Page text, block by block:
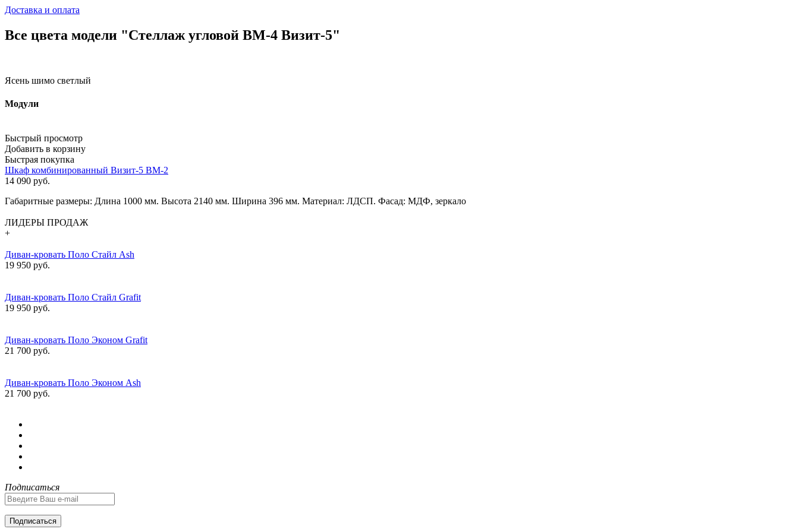
Доставка и оплата
Все цвета модели "Стеллаж угловой ВМ-4 Визит-5"
Ясень шимо светлый
Модули
Быстрый просмотр
Добавить в корзину
Быстрая покупка
Шкаф комбинированный Визит-5 ВМ-2
14 090 руб.
Габаритные размеры: Длина 1000 мм. Высота 2140 мм. Ширина 396 мм. Материал: ЛДСП. Фасад: МДФ, зеркало
ЛИДЕРЫ ПРОДАЖ
+
Диван-кровать Поло Стайл Ash
19 950 руб.
Диван-кровать Поло Стайл Grafit
19 950 руб.
Диван-кровать Поло Эконом Grafit
21 700 руб.
Диван-кровать Поло Эконом Ash
21 700 руб.
Подписаться
Подписаться